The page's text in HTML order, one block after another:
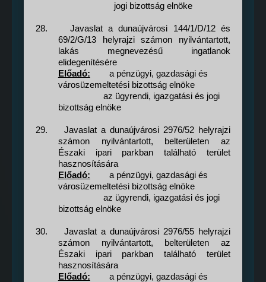
jogi bizottság elnöke
28.
Javaslat a dunaújvárosi 144/1/D/12 és
69/2/G/13 helyrajzi számon nyilvántartott,
lakás megnevezésű ingatlanok
elidegenítésére
Előadó:
a pénzügyi, gazdasági és
városüzemeltetési bizottság elnöke
az ügyrendi, igazgatási és jogi
bizottság elnöke
29.
Javaslat a dunaújvárosi 2976/52 helyrajzi
számon nyilvántartott, belterületen az
Északi ipari parkban található terület
hasznosítására
Előadó:
a pénzügyi, gazdasági és
városüzemeltetési bizottság elnöke
az ügyrendi, igazgatási és jogi
bizottság elnöke
30.
Javaslat a dunaújvárosi 2976/55 helyrajzi
számon nyilvántartott, belterületen az
Északi ipari parkban található terület
hasznosítására
Előadó:
a pénzügyi, gazdasági és